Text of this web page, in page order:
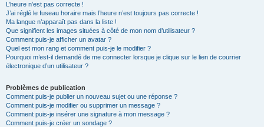
L’heure n’est pas correcte !
J’ai réglé le fuseau horaire mais l’heure n’est toujours pas correcte !
Ma langue n’apparaît pas dans la liste !
Que signifient les images situées à côté de mon nom d’utilisateur ?
Comment puis-je afficher un avatar ?
Quel est mon rang et comment puis-je le modifier ?
Pourquoi m’est-il demandé de me connecter lorsque je clique sur le lien de courrier
électronique d’un utilisateur ?
Problèmes de publication
Comment puis-je publier un nouveau sujet ou une réponse ?
Comment puis-je modifier ou supprimer un message ?
Comment puis-je insérer une signature à mon message ?
Comment puis-je créer un sondage ?